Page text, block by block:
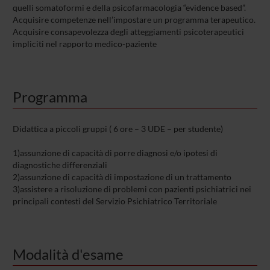
quelli somatoformi e della psicofarmacologia “evidence based”.
Acquisire competenze nell’impostare un programma terapeutico.
Acquisire consapevolezza degli atteggiamenti psicoterapeutici
impliciti nel rapporto medico-paziente
Programma
Didattica a piccoli gruppi ( 6 ore – 3 UDE – per studente)
1)assunzione di capacità di porre diagnosi e/o ipotesi di
diagnostiche differenziali
2)assunzione di capacità di impostazione di un trattamento
3)assistere a risoluzione di problemi con pazienti psichiatrici nei
principali contesti del Servizio Psichiatrico Territoriale
Modalità d'esame